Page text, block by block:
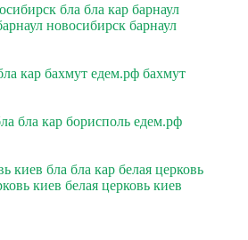
бла бла кар барнаул
новосибирск барнаул
кар бахмут едем.рф бахмут
бла кар борисполь едем.рф
киев бла бла кар белая церковь
киев белая церковь киев